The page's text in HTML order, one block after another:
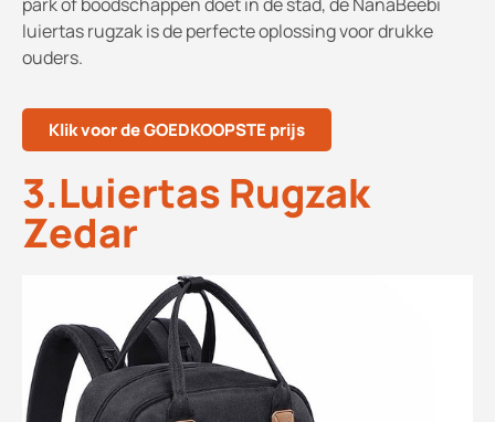
luiertas rugzak is de perfecte oplossing voor drukke
ouders.
Klik voor de GOEDKOOPSTE prijs
3.Luiertas Rugzak
Zedar